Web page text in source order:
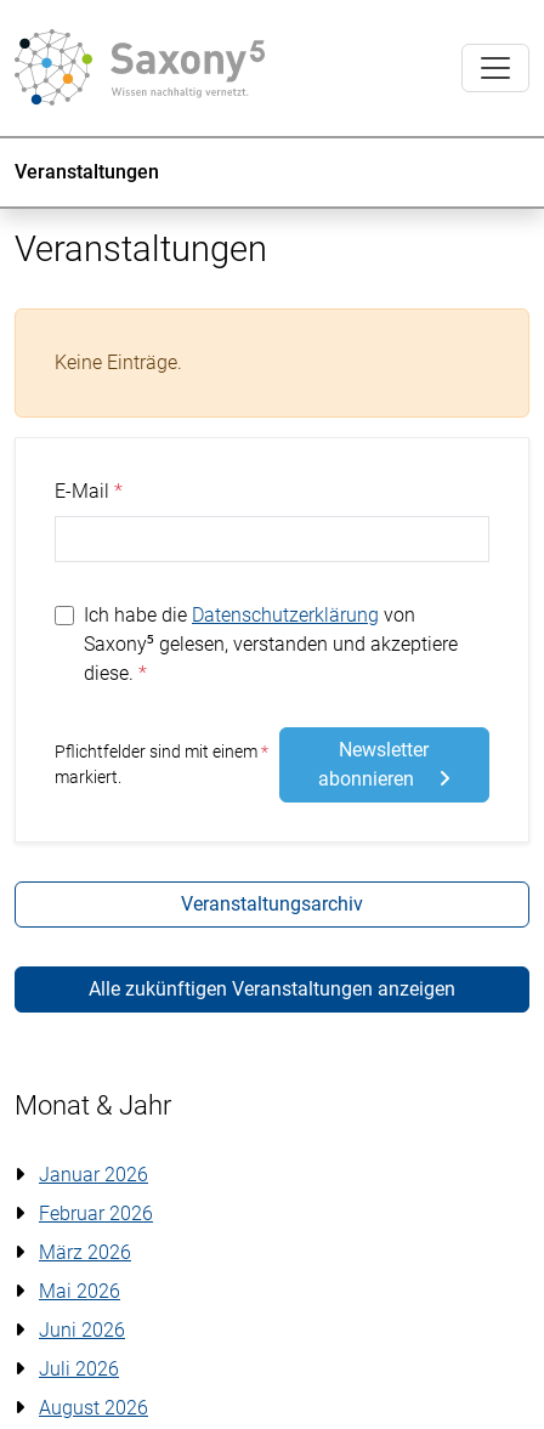
Veranstaltungen
Veranstaltungen
Keine Einträge.
E-Mail
Ich habe die Datenschutzerklärung von
Saxony⁵ gelesen, verstanden und akzeptiere
diese.
Pflichtfelder sind mit einem Stern
markiert.
Newsletter
abonnieren
Veranstaltungsarchiv
Alle zukünftigen Veranstaltungen anzeigen
Monat & Jahr
Januar 2026
Februar 2026
März 2026
Mai 2026
Juni 2026
Juli 2026
August 2026